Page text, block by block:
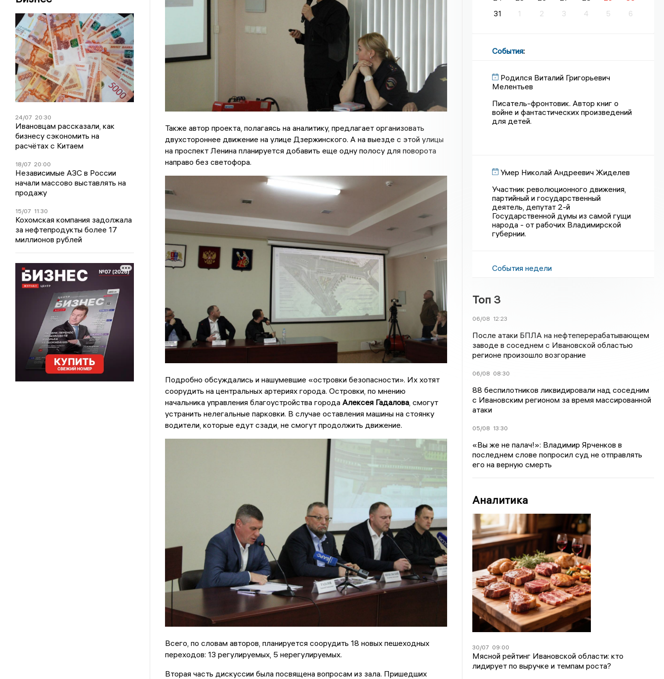
24/07 20:30
Ивановцам рассказали, как
бизнесу сэкономить на
расчётах с Китаем
18/07 20:00
Независимые АЗС в России
начали массово выставлять на
продажу
15/07 11:30
Кохомская компания задолжала
за нефтепродукты более 17
миллионов рублей
Также автор проекта, полагаясь на аналитику, предлагает организовать
двухстороннее движение на улице Дзержинского. А на выезде с этой улицы
на проспект Ленина планируется добавить еще одну полосу для поворота
направо без светофора.
Подробно обсуждались и нашумевшие «островки безопасности». Их хотят
соорудить на центральных артериях города. Островки, по мнению
начальника управления благоустройства города Алексея Гадалова, смогут
устранить нелегальные парковки. В случае оставления машины на стоянку
водители, которые едут сзади, не смогут продолжить движение.
Всего, по словам авторов, планируется соорудить 18 новых пешеходных
переходов: 13 регулируемых, 5 нерегулируемых.
Вторая часть дискуссии была посвящена вопросам из зала. Пришедших
31
1 2 3 4 5 6
События:
Родился Виталий Григорьевич
Мелентьев
Писатель-фронтовик. Автор книг о
войне и фантастических произведений
для детей.
Умер Николай Андреевич Жиделев
Участник революционного движения,
партийный и государственный
деятель, депутат 2-й
Государственной думы из самой гущи
народа - от рабочих Владимирской
губернии.
События недели
Топ 3
06/08 12:23
После атаки БПЛА на нефтеперерабатывающем
заводе в соседнем с Ивановской областью
регионе произошло возгорание
06/08 08:30
88 беспилотников ликвидировали над соседним
с Ивановским регионом за время массированной
атаки
05/08 13:30
«Вы же не палач!»: Владимир Ярченков в
последнем слове попросил суд не отправлять
его на верную смерть
Аналитика
30/07 09:00
Мясной рейтинг Ивановской области: кто
лидирует по выручке и темпам роста?